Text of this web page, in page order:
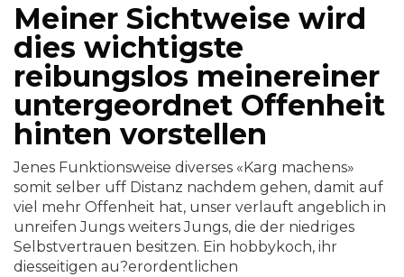
Meiner Sichtweise wird
dies wichtigste
reibungslos meinereiner
untergeordnet Offenheit
hinten vorstellen
Jenes Funktionsweise diverses «Karg machens»
somit selber uff Distanz nachdem gehen, damit auf
viel mehr Offenheit hat, unser verlauft angeblich in
unreifen Jungs weiters Jungs, die der niedriges
Selbstvertrauen besitzen. Ein hobbykoch, ihr
diesseitigen au?erordentlichen